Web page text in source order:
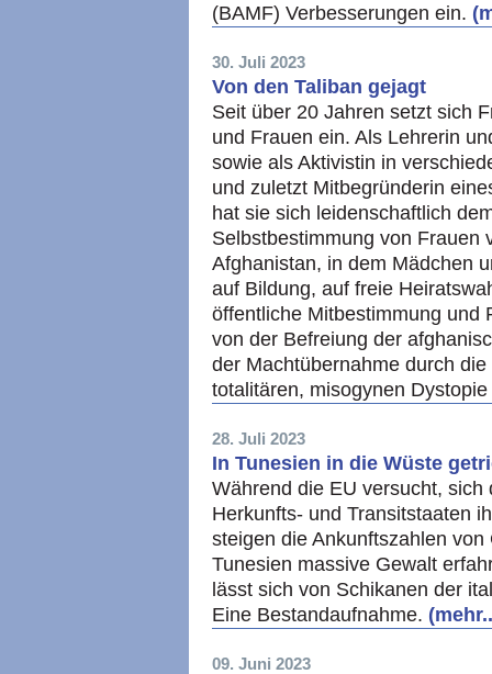
(BAMF) Verbesserungen ein.
30. Juli 2023
Von den Taliban gejagt
Seit über 20 Jahren setzt sich
und Frauen ein. Als Lehrerin
sowie als Aktivistin in
und zuletzt Mitbegründerin
hat sie sich leidenschaftlich
Selbstbestimmung von Frauen
Afghanistan, in dem Mädchen
auf Bildung, auf freie
öffentliche Mitbestimmung und
von der Befreiung der
der Machtübernahme durch
totalitären, misogynen
28. Juli 2023
In Tunesien in die Wüste
Während die EU versucht,
Herkunfts- und Transitstaaten
steigen die Ankunftszahlen
Tunesien massive Gewalt
lässt sich von Schikanen der
Eine Bestandaufnahme.
09. Juni 2023